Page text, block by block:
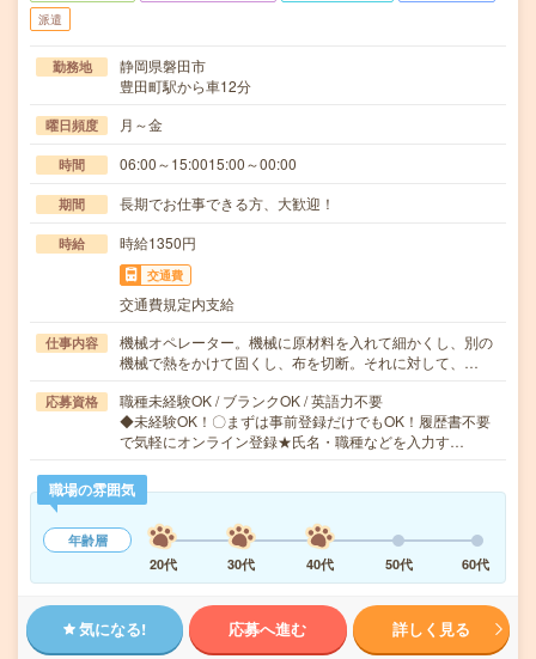
派遣
勤務地
静岡県磐田市
豊田町駅から車12分
曜日頻度 月～金
時間 06:00～15:0015:00～00:00
期間 長期でお仕事できる方、大歓迎！
時給 時給1350円
交通費
交通費規定内支給
仕事内容
機械オペレーター。機械に原材料を入れて細かくし、別の
機械で熱をかけて固くし、布を切断。それに対して、…
応募資格
職種未経験OK / ブランクOK / 英語力不要
◆未経験OK！〇まずは事前登録だけでもOK！履歴書不要
で気軽にオンライン登録★氏名・職種などを入力す…
職場の雰囲気
年齢層
20代
30代 40代 50代 60代
気になる! 応募へ進む 詳しく見る